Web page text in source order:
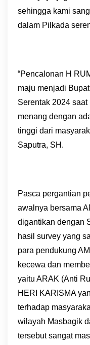
sehingga kami
dalam Pilkada
“Pencalonan H
maju menjadi
Serentak 2024
menang dengan
tinggi dari
Saputra, SH.
Pasca pergantian
awalnya bersama
digantikan dengan
hasil survey yang
para pendukung
kecewa dan
yaitu ARAK (Anti
HERI KARISMA
terhadap
wilayah Masbagik
tersebut sangat